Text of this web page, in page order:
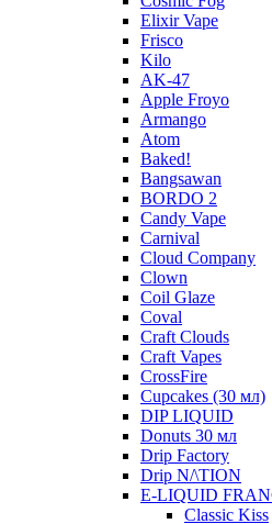
Elixir Vape
Frisco
Kilo
AK-47
Apple Froyo
Armango
Atom
Baked!
Bangsawan
BORDO 2
Candy Vape
Carnival
Cloud Company
Clown
Coil Glaze
Coval
Craft Clouds
Craft Vapes
CrossFire
Cupcakes (30 мл)
DIP LIQUID
Donuts 30 мл
Drip Factory
Drip N/\TION
E-LIQUID
Classic Kiss